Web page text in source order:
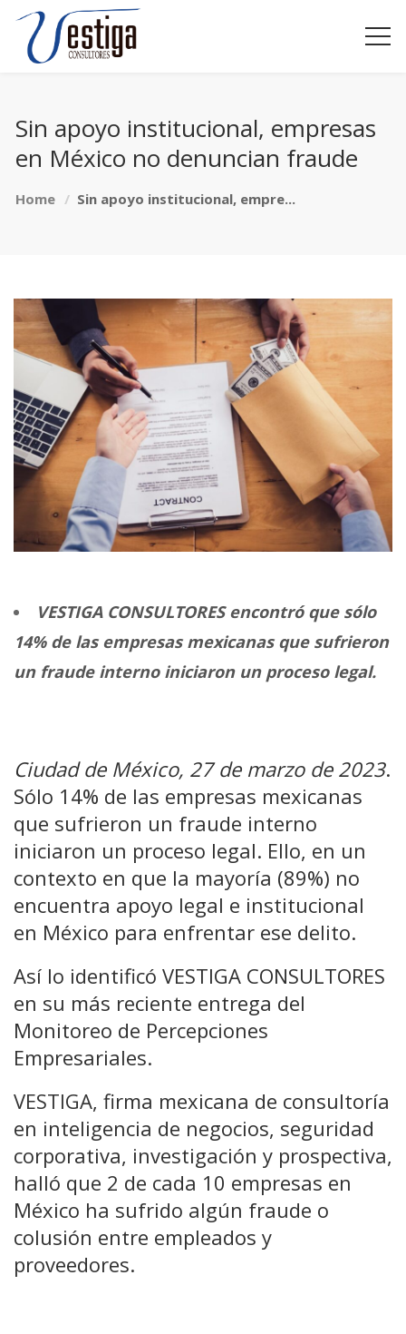
Sin apoyo institucional, empresas
en México no denuncian fraude
Home Sin apoyo institucional, empre...
VESTIGA CONSULTORES encontró que sólo
14% de las empresas mexicanas que sufrieron
un fraude interno iniciaron un proceso legal.
Ciudad de México, 27 de marzo de 2023.
Sólo 14% de las empresas mexicanas
que sufrieron un fraude interno
iniciaron un proceso legal. Ello, en un
contexto en que la mayoría (89%) no
encuentra apoyo legal e institucional
en México para enfrentar ese delito.
Así lo identificó VESTIGA CONSULTORES
en su más reciente entrega del
Monitoreo de Percepciones
Empresariales.
VESTIGA, firma mexicana de consultoría
en inteligencia de negocios, seguridad
corporativa, investigación y prospectiva,
halló que 2 de cada 10 empresas en
México ha sufrido algún fraude o
colusión entre empleados y
proveedores.